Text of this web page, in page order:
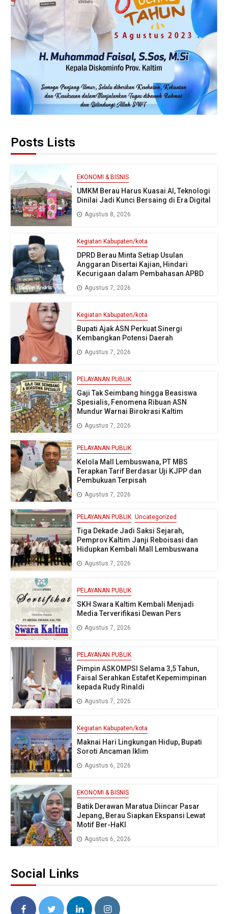
Posts Lists
EKONOMI & BISNIS
UMKM Berau Harus Kuasai AI, Teknologi
Dinilai Jadi Kunci Bersaing di Era Digital
Agustus 8, 2026
Kegiatan Kabupaten/kota
DPRD Berau Minta Setiap Usulan
Anggaran Disertai Kajian, Hindari
Kecurigaan dalam Pembahasan APBD
Agustus 7, 2026
Kegiatan Kabupaten/kota
Bupati Ajak ASN Perkuat Sinergi
Kembangkan Potensi Daerah
Agustus 7, 2026
PELAYANAN PUBLIK
Gaji Tak Seimbang hingga Beasiswa
Spesialis, Fenomena Ribuan ASN
Mundur Warnai Birokrasi Kaltim
Agustus 7, 2026
PELAYANAN PUBLIK
Kelola Mall Lembuswana, PT MBS
Terapkan Tarif Berdasar Uji KJPP dan
Pembukuan Terpisah
Agustus 7, 2026
PELAYANAN PUBLIK Uncategorized
Tiga Dekade Jadi Saksi Sejarah,
Pemprov Kaltim Janji Reboisasi dan
Hidupkan Kembali Mall Lembuswana
Agustus 7, 2026
PELAYANAN PUBLIK
SKH Swara Kaltim Kembali Menjadi
Media Terverifikasi Dewan Pers
Agustus 7, 2026
PELAYANAN PUBLIK
Pimpin ASKOMPSI Selama 3,5 Tahun,
Faisal Serahkan Estafet Kepemimpinan
kepada Rudy Rinaldi
Agustus 7, 2026
Kegiatan Kabupaten/kota
Maknai Hari Lingkungan Hidup, Bupati
Soroti Ancaman Iklim
Agustus 6, 2026
EKONOMI & BISNIS
Batik Derawan Maratua Diincar Pasar
Jepang, Berau Siapkan Ekspansi Lewat
Motif Ber-HaKI
Agustus 6, 2026
Social Links